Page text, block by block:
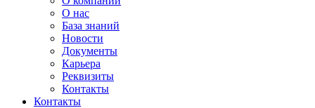
О нас
База знаний
Новости
Документы
Карьера
Реквизиты
Контакты
Контакты